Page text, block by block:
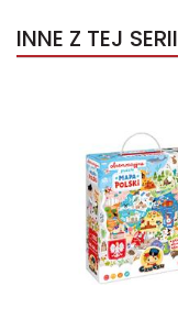
INNE Z TEJ SERII